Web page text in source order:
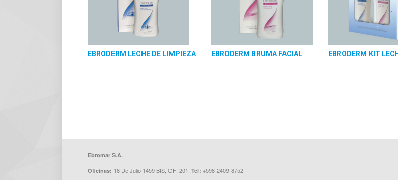
EBRODERM LECHE DE LIMPIEZA EBRODERM BRUMA FACIAL EBRODERM KIT
Ebromar S.A.
Oficinas: 18 De Julio 1459 BIS, OF: 201, Tel: +598-2409-8752